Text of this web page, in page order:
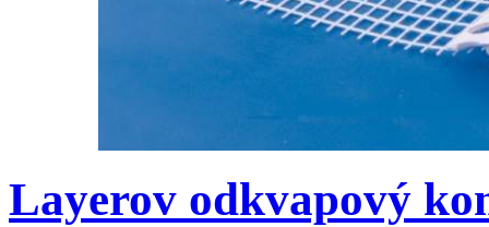
Layerov odkvapový